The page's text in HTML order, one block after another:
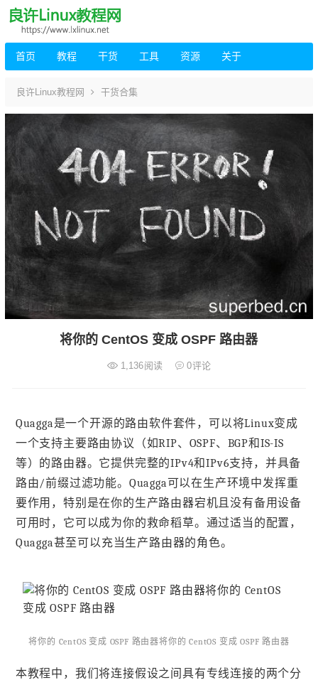
首页 教程 干货 工具 资源 关于
良许Linux教程网 干货合集
将你的 CentOS 变成 OSPF 路由器
1,136阅读 0评论
Quagga是一个开源的路由软件套件，可以将Linux变成
一个支持主要路由协议（如RIP、OSPF、BGP和IS-IS
等）的路由器。它提供完整的IPv4和IPv6支持，并具备
路由/前缀过滤功能。Quagga可以在生产环境中发挥重
要作用，特别是在你的生产路由器宕机且没有备用设备
可用时，它可以成为你的救命稻草。通过适当的配置，
Quagga甚至可以充当生产路由器的角色。
将你的 CentOS 变成 OSPF 路由器将你的 CentOS 变成 OSPF 路由器
本教程中，我们将连接假设之间具有专线连接的两个分